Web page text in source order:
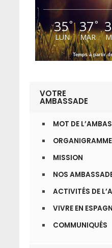
35°
LUN
37°
MAR
Temps à partir
VOTRE
AMBASSADE
MOT DE
ORGANIGRAMME
MISSION
NOS
ACTIVITÉS DE
VIVRE EN
COMMUNIQUÉS